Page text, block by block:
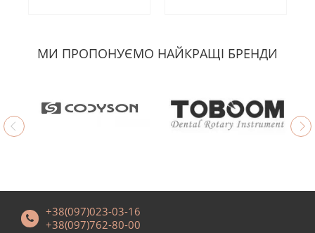
МИ ПРОПОНУЄМО НАЙКРАЩІ БРЕНДИ
+38(097)023-03-16
+38(097)762-80-00